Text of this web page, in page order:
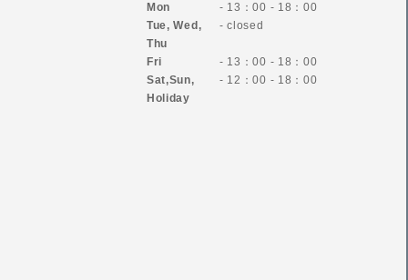
Mon
- 13：00 - 18：00
Tue, Wed,
Thu
- closed
Fri
- 13：00 - 18：00
Sat,Sun,
Holiday
- 12：00 - 18：00